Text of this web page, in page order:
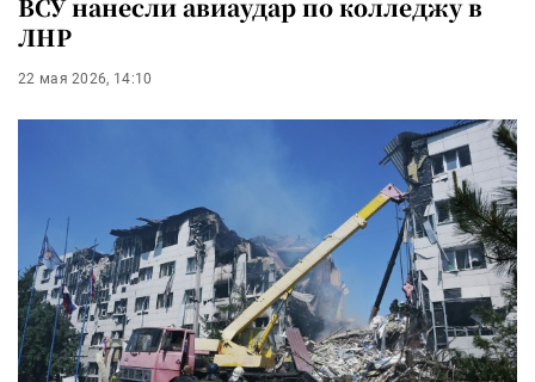
ВСУ нанесли авиаудар по колледжу в
ЛНР
22 мая 2026, 14:10